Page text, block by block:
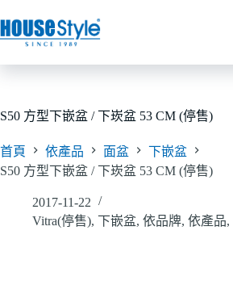
至
要
S50 方型下嵌盆 / 下崁盆 53 CM (停售)
首頁 依產品 面盆
下嵌盆
S50 方型下嵌盆 / 下崁盆 53 CM (停售)
2017-11-22
Vitra(停售), 下嵌盆, 依品牌, 依產品,